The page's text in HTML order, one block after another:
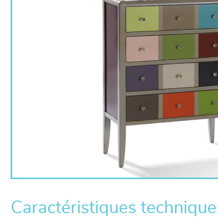
Caractéristiques